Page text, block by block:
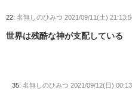
22: 名無しのひみつ 2021/09/11(土)
世界は残酷な神が支配している
35: 名無しのひみつ 2021/09/12(日)